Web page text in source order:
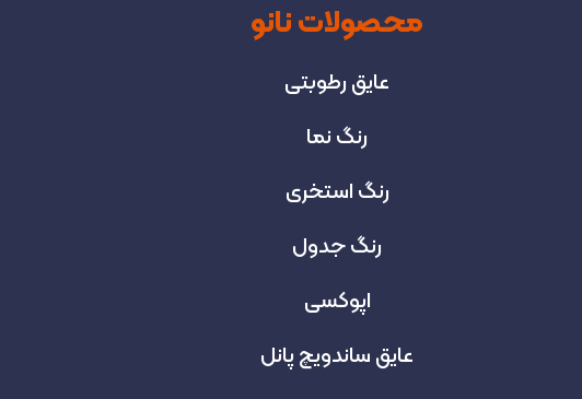
محصولات نانو
عایق رطوبتی
رنگ نما
رنگ استخری
رنگ جدول
اپوکسی
عایق ساندویچ پانل